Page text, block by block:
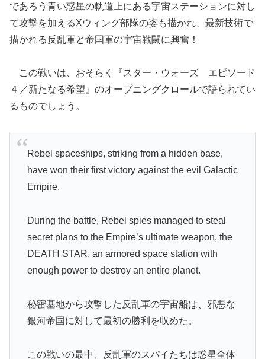
であろう青い惑星の軌道上にある宇宙ステーションに対し
て攻撃を加えるXウィング部隊の姿も描かれ、最新技術で
描かれる反乱軍と帝国軍の宇宙戦闘に興奮！
この戦いは、おそらく『スター・ウォーズ エピソード
４／新たなる希望』のオープニングクロールで語られてい
るものでしょう。
Rebel spaceships, striking from a hidden base,
have won their first victory against the evil Galactic
Empire.
During the battle, Rebel spies managed to steal
secret plans to the Empire’s ultimate weapon, the
DEATH STAR, an armored space station with
enough power to destroy an entire planet.
秘密基地から攻撃した反乱軍の宇宙船は、邪悪な
銀河帝国に対して最初の勝利を収めた。
この戦いの最中、反乱軍のスパイたちは惑星全体